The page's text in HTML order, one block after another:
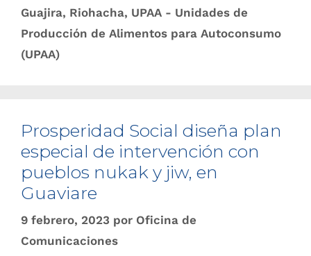
Guajira, Riohacha, UPAA - Unidades de
Producción de Alimentos para Autoconsumo
(UPAA)
Prosperidad Social diseña plan
especial de intervención con
pueblos nukak y jiw, en
Guaviare
9 febrero, 2023 por Oficina de
Comunicaciones